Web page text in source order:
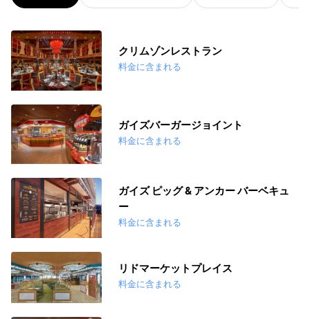
クリムゾンレストラン
料金に含まれる
ガイズバーガージョイント
料金に含まれる
ガイズ ピッグ & アンカー バーベキュ
ー
料金に含まれる
リドマーケットプレイス
料金に含まれる